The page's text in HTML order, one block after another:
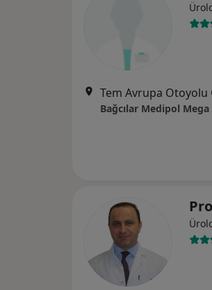
Bağcılar Medipol